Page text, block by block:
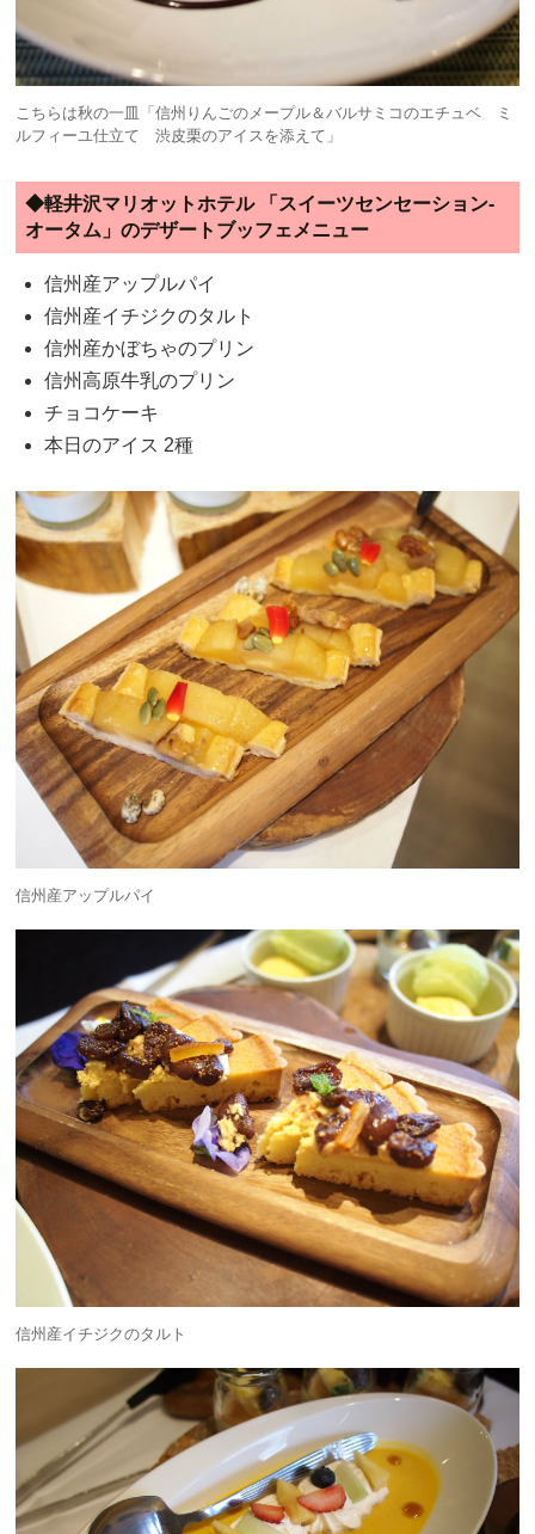
こちらは秋の一皿「信州りんごのメープル＆バルサミコのエチュベ ミ
ルフィーユ仕立て 渋皮栗のアイスを添えて」
◆軽井沢マリオットホテル 「スイーツセンセーション-
オータム」のデザートブッフェメニュー
信州産アップルパイ
信州産イチジクのタルト
信州産かぼちゃのプリン
信州高原牛乳のプリン
チョコケーキ
本日のアイス 2種
信州産アップルパイ
信州産イチジクのタルト